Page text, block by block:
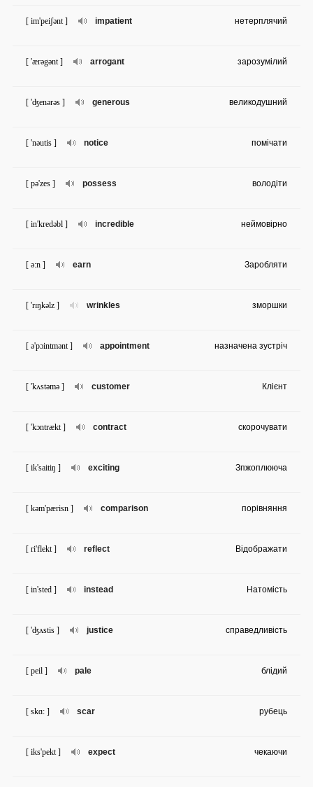
impatient
[ im'peiʃənt ] нетерплячий
arrogant
[ 'ærəgənt ] зарозумілий
generous
[ 'ʤenərəs ] великодушний
notice
[ 'nəutis ] помічати
possess
[ pə'zes ] володіти
incredible
[ in'kredəbl ] неймовірно
earn
[ ə:n ] Заробляти
wrinkles
[ 'rɪŋkəlz ] зморшки
appointment
[ ə'pɔintmənt ] назначена зустріч
customer
[ 'kʌstəmə ] Клієнт
contract
[ 'kɔntrækt ] скорочувати
exciting
[ ik'saitiŋ ] Зпжоплююча
comparison
[ kəm'pærisn ] порівняння
reflect
[ ri'flekt ] Відображати
instead
[ in'sted ] Натомість
justice
[ 'ʤʌstis ] справедливість
pale
[ peil ] блідий
scar
[ skɑ: ] рубець
expect
[ iks'pekt ] чекаючи